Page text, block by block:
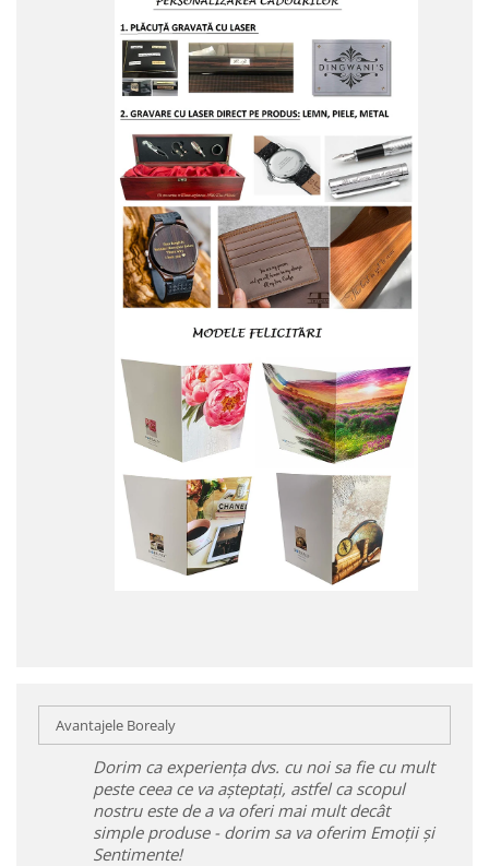
Avantajele Borealy
Dorim ca experiența dvs. cu noi sa fie cu mult
peste ceea ce va așteptați, astfel ca scopul
nostru este de a va oferi mai mult decât
simple produse - dorim sa va oferim Emoții și
Sentimente!